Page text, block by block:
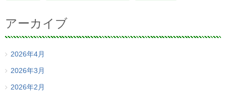
アーカイブ
2026年4月
2026年3月
2026年2月